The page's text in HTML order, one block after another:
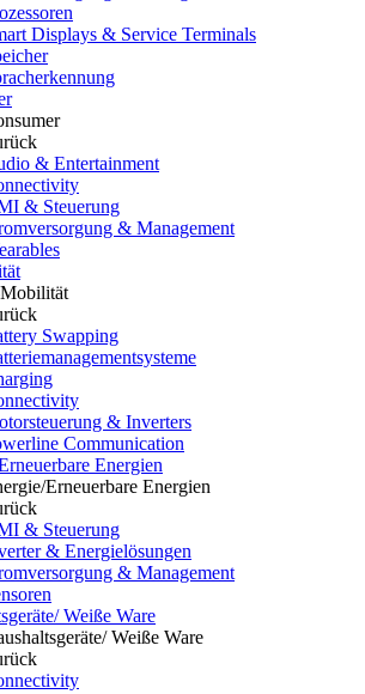
Displays & Service Terminals
& Entertainment
& Steuerung
& Management
Swapping
& Inverters
Communication
Energien
Erneuerbare Energien
& Steuerung
& Energielösungen
& Management
Weiße Ware
Weiße Ware